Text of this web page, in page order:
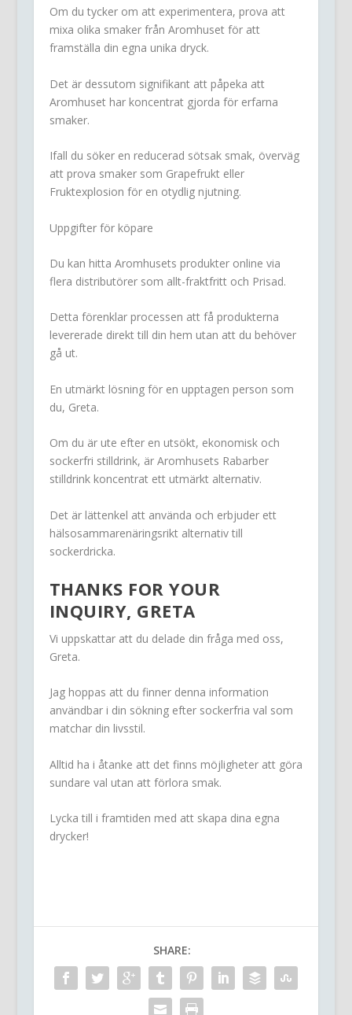
Om du tycker om att experimentera, prova att
mixa olika smaker från Aromhuset för att
framställa din egna unika dryck.
Det är dessutom signifikant att påpeka att
Aromhuset har koncentrat gjorda för erfarna
smaker.
Ifall du söker en reducerad sötsak smak, överväg
att prova smaker som Grapefrukt eller
Fruktexplosion för en otydlig njutning.
Uppgifter för köpare
Du kan hitta Aromhusets produkter online via
flera distributörer som allt-fraktfritt och Prisad.
Detta förenklar processen att få produkterna
levererade direkt till din hem utan att du behöver
gå ut.
En utmärkt lösning för en upptagen person som
du, Greta.
Om du är ute efter en utsökt, ekonomisk och
sockerfri stilldrink, är Aromhusets Rabarber
stilldrink koncentrat ett utmärkt alternativ.
Det är lättenkel att använda och erbjuder ett
hälsosammarenäringsrikt alternativ till
sockerdricka.
THANKS FOR YOUR
INQUIRY, GRETA
Vi uppskattar att du delade din fråga med oss,
Greta.
Jag hoppas att du finner denna information
användbar i din sökning efter sockerfria val som
matchar din livsstil.
Alltid ha i åtanke att det finns möjligheter att göra
sundare val utan att förlora smak.
Lycka till i framtiden med att skapa dina egna
drycker!
SHARE: